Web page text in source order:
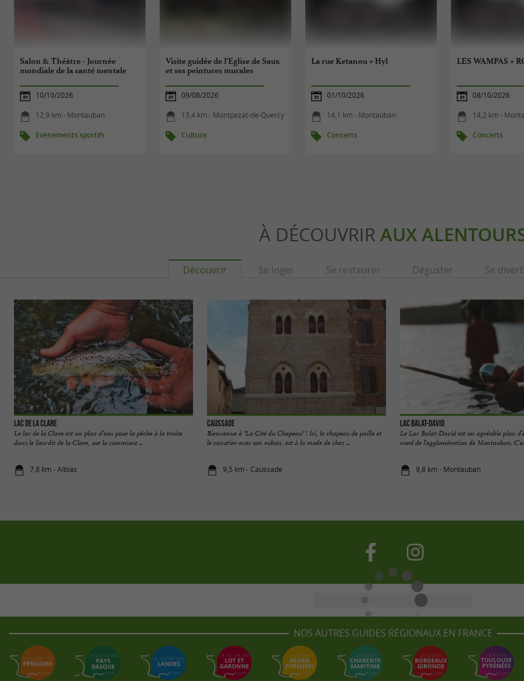
Salon & Théâtre - Journée
mondiale de la santé mentale
10/10/2026
12,9 km - Montauban
Evènements sportifs
Visite guidée de l’Eglise de Saux
et ses peintures murales
09/08/2026
13,4 km - Montpezat-de-Quercy
Culture
La rue Ketanou + Hyl
01/10/2026
14,1 km - Montauban
Concerts
LES WAMPAS +
08/10/2026
14,2 km -
Concerts
À DÉCOUVRIR AUX
Découvrir Se loger Se restaurer Déguster Se
Lac de la Clare
Le lac de la Clare est un plan d’eau pour la pêche à la truite
dans le lieu-dit de la Clare, sur la commune ...
7,8 km - Albias
Caussade
Bienvenue à "La Cité du Chapeau" ! Ici, le chapeau de paille et
le canotier avec son ruban, est à la mode de chez ...
9,5 km - Caussade
Lac Balat-David
Le Lac Balat-David est un agréable plan
nord de l’agglomération de Montauban.
9,8 km - Montauban
NOS AUTRES GUIDES RÉGIONAUX EN FRANCE